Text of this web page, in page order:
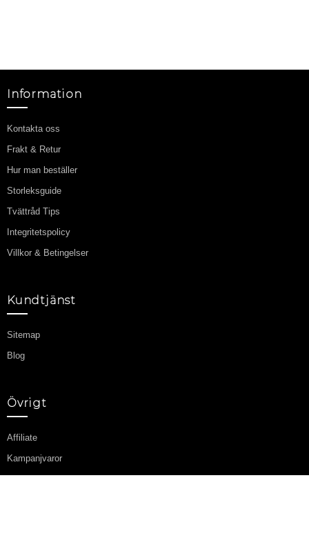
Information
Kontakta oss
Frakt & Retur
Hur man beställer
Storleksguide
Tvättråd Tips
Integritetspolicy
Villkor & Betingelser
Kundtjänst
Sitemap
Blog
Övrigt
Affiliate
Kampanjvaror